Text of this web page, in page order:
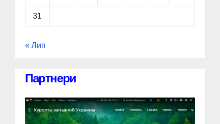
31
« Лип
Партнери